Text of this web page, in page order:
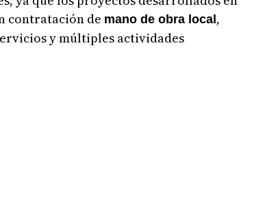
contratación de mano de obra local ,
y múltiples actividades